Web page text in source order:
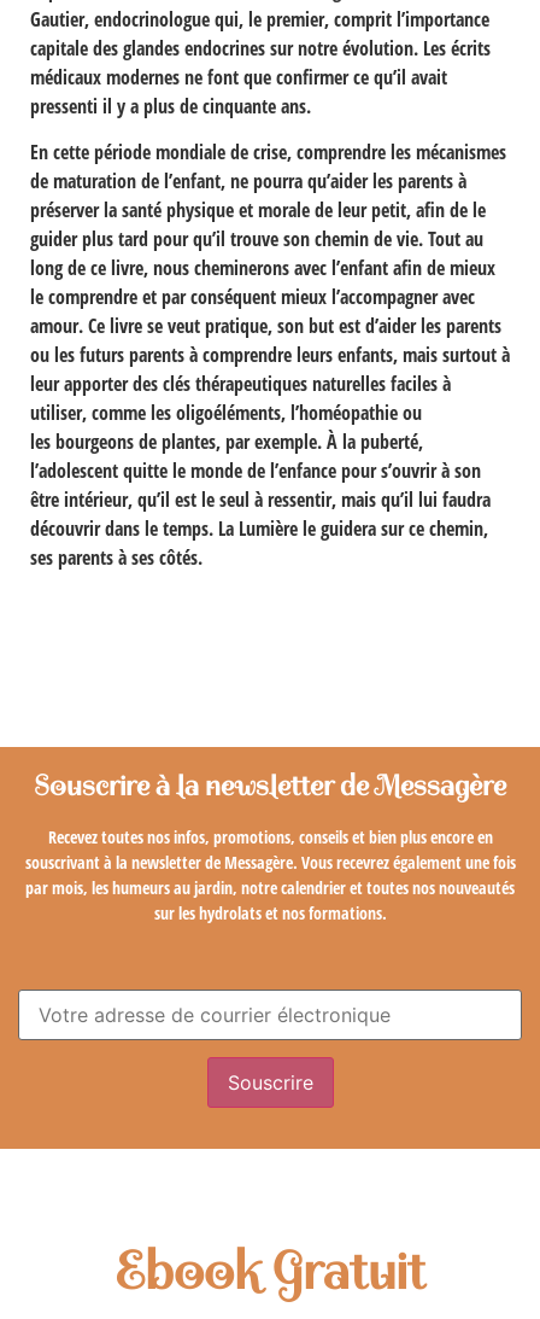
Gautier, endocrinologue qui, le premier, comprit l’importance
capitale desglandes endocrinessur notre évolution. Les écrits
médicaux modernes ne font que confirmer ce qu’il avait
pressenti il y a plus de cinquante ans.
En cette période mondiale de crise, comprendre les mécanismes
de maturation de l’enfant, ne pourra qu’aider les parents à
préserver la santé physique et morale de leur petit, afin de le
guider plus tard pour qu’il trouve son chemin de vie. Tout au
long de ce livre, nous cheminerons avec l’enfant afin de mieux
le comprendre et par conséquent mieux l’accompagner avec
amour. Ce livre se veut pratique, son but est d’aider les parents
ou les futurs parents à comprendre leurs enfants, mais surtout à
leur apporter des clés thérapeutiques naturelles faciles à
utiliser, comme lesoligoéléments, l’homéopathieou
les bourgeonsde plantes, par exemple. À la puberté,
l’adolescent quitte le monde de l’enfance pour s’ouvrir à son
être intérieur, qu’il est le seul à ressentir, mais qu’il lui faudra
découvrir dans le temps. La Lumière le guidera sur ce chemin,
ses parents à ses côtés.
Souscrire à la newsletter de Messagère
Recevez toutes nos infos, promotions, conseils et bien plus encore en
souscrivant à la newsletter de Messagère. Vous recevrez également une fois
par mois, les humeurs au jardin, notre calendrier et toutes nos nouveautés
sur les hydrolats et nos formations.
Ebook Gratuit